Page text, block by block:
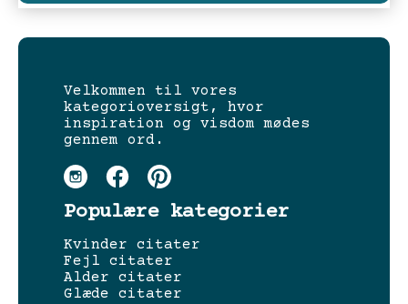
Velkommen til vores
kategorioversigt, hvor
inspiration og visdom mødes
gennem ord.
Populære kategorier
Kvinder citater
Fejl citater
Alder citater
Glæde citater